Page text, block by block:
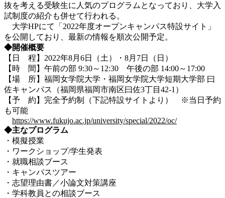
抜を考える受験生に人気のプログラムとなっており、大学入
試制度の紹介も併せて行われる。
大学HPにて「2022年度オープンキャンパス特設サイト」
を公開しており、最新の情報を順次公開予定。
◆開催概要
【日 程】2022年8月6日（土）・8月7日（日）
【時 間】午前の部 9:30～12:30 午後の部 14:00～17:00
【場 所】福岡女学院大学・福岡女学院大学短期大学部 曰
佐キャンパス（福岡県福岡市南区曰佐3丁目42-1）
【予 約】完全予約制（下記特設サイトより） ※当日予約
も可能
https://www.fukujo.ac.jp/university/special/2022/oc/
◆主なプログラム
・模擬授業
・ワークショップ/学生発表
・就職相談ブース
・キャンパスツアー
・志望理由書／小論文対策講座
・学科教員との相談ブース